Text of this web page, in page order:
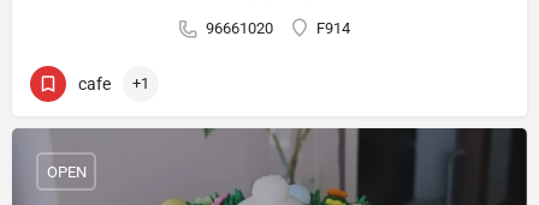
96661020 F914
cafe +1
OPEN